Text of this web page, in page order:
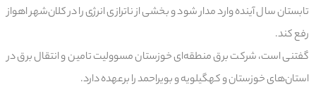
تابستان سال آینده وارد مدار شود و بخشی از ناترازی انرژی را در کلان‌شهر اهواز
رفع کند.
گفتنی است، شرکت برق منطقه‌ای خوزستان مسوولیت تامین و انتقال برق در
استان‌های خوزستان و کهگیلویه و بویراحمد را برعهده دارد.